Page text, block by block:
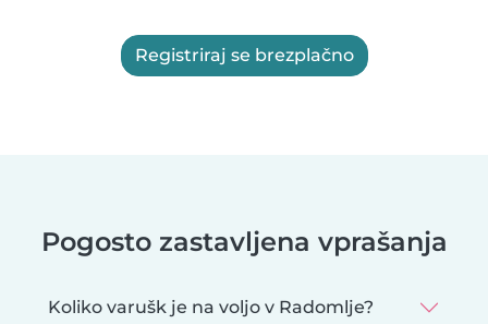
Registriraj se brezplačno
Pogosto zastavljena vprašanja
Koliko varušk je na voljo v Radomlje?